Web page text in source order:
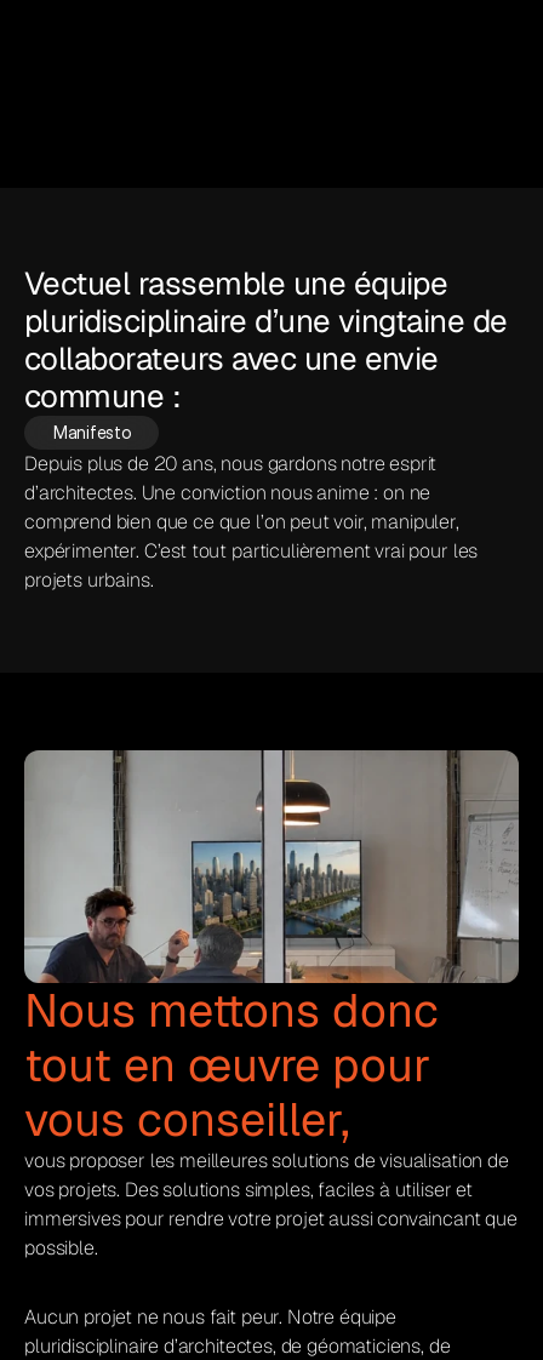
Vectuel rassemble une équipe
pluridisciplinaire d’une vingtaine de
collaborateurs avec une envie
commune :
Manifesto
Depuis plus de 20 ans, nous gardons notre esprit
d’architectes. Une conviction nous anime : on ne
comprend bien que ce que l’on peut voir, manipuler,
expérimenter. C’est tout particulièrement vrai pour les
projets urbains.
Nous mettons donc
tout en œuvre pour
vous conseiller,
vous proposer les meilleures solutions de visualisation de
vos projets. Des solutions simples, faciles à utiliser et
immersives pour rendre votre projet aussi convaincant que
possible.
Aucun projet ne nous fait peur. Notre équipe
pluridisciplinaire d’architectes, de géomaticiens, de